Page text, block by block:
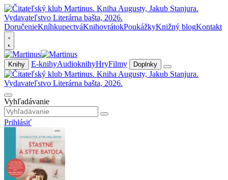
DoručenieKníhkupectváKnihovrátokPoukážkyKnižný blogKontakt
Knihy E-knihyAudioknihyHryFilmy Doplnky
Vyhľadávanie
Prihlásiť